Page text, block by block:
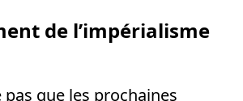
de l’impérialisme
pas que les prochaines